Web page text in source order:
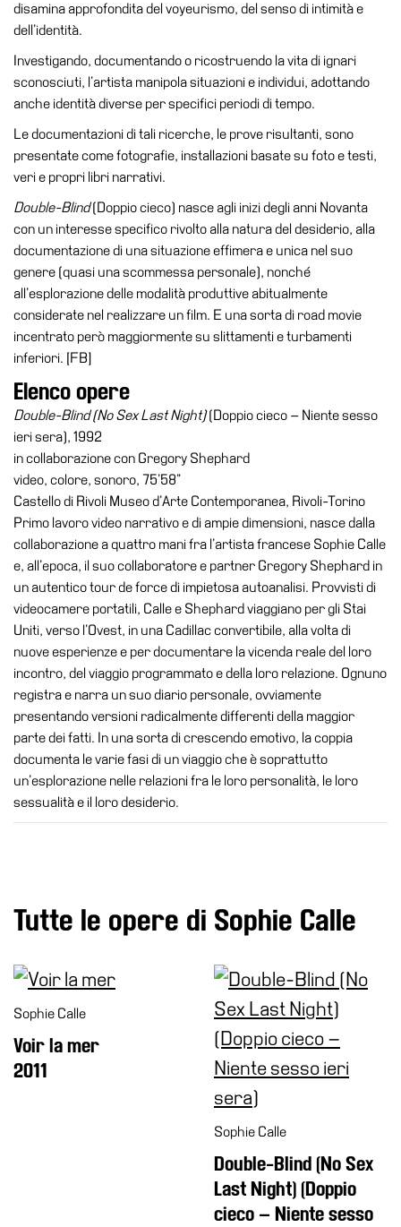
guidate
Summer
School
Speciali
Ricerca
Storia
Sedi
Tutte
sedi
Edificio
Castello
Manica
Lunga
Villa
Cerruti
Cosmo
Digitale
Visita
Biglietti
Shop
Chi
siamo
Media
Organizza
tuo
evento
Sostieni
disamina approfondita del voyeurismo, del senso di intimità e
dell’identità.
Investigando, documentando o ricostruendo la vita di ignari
sconosciuti, l’artista manipola situazioni e individui, adottando
anche identità diverse per specifici periodi di tempo.
Le documentazioni di tali ricerche, le prove risultanti, sono
presentate come fotografie, installazioni basate su foto e testi,
veri e propri libri narrativi.
Double-Blind(Doppio cieco) nasce agli inizi degli anni Novanta
con un interesse specifico rivolto alla natura del desiderio, alla
documentazione di una situazione effimera e unica nel suo
genere (quasi una scommessa personale), nonché
all’esplorazione delle modalità produttive abitualmente
considerate nel realizzare un film. E una sorta di road movie
incentrato però maggiormente su slittamenti e turbamenti
inferiori. [FB]
Elenco opere
Double-Blind (No Sex Last Night)(Doppio cieco – Niente sesso
ieri sera), 1992
in collaborazione con Gregory Shephard
video, colore, sonoro, 75’58”
Castello di Rivoli Museo d’Arte Contemporanea, Rivoli-Torino
Primo lavoro video narrativo e di ampie dimensioni, nasce dalla
collaborazione a quattro mani fra l’artista francese Sophie Calle
e, all’epoca, il suo collaboratore e partner Gregory Shephard in
un autentico tour de force di impietosa autoanalisi. Provvisti di
videocamere portatili, Calle e Shephard viaggiano per gli Stai
Uniti, verso l’Ovest, in una Cadillac convertibile, alla volta di
nuove esperienze e per documentare la vicenda reale del loro
incontro, del viaggio programmato e della loro relazione. Ognuno
registra e narra un suo diario personale, ovviamente
presentando versioni radicalmente differenti della maggior
parte dei fatti. In una sorta di crescendo emotivo, la coppia
documenta le varie fasi di un viaggio che è soprattutto
un’esplorazione nelle relazioni fra le loro personalità, le loro
sessualità e il loro desiderio.
Tutte le opere di Sophie Calle
Sophie Calle
Voir la mer
2011
Sophie Calle
Double-Blind (No Sex
Last Night) (Doppio
cieco – Niente sesso